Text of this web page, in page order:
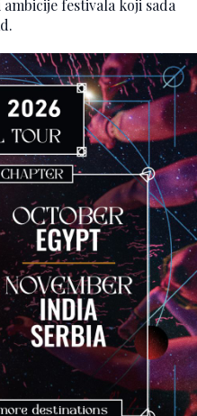
festivala koji sada